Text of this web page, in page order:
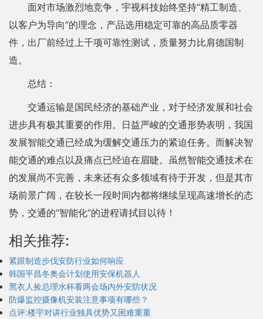
面对市场激烈地竞争，宇视科技始终坚持“精工制造、
以客户为导向”的理念，产品选用稳定可靠的高品质零器
件，出厂前经过上千项可靠性测试，质量努力比肩德国制
造。
总结：
交通运输是国民经济的基础产业，对于经济发展和社会
进步具有极其重要的作用。日益严峻的交通形势表明，我国
发展智能交通已经成为缓解交通压力的紧迫任务。而解决智
能交通的难点以及痛点已经迫在眉睫。虽然智能交通技术在
的发展尚不完善，未来还有众多领域有待于开发，但是其市
场前景广阔，在较长一段时间内都将继续呈现高速增长的态
势，交通的“智能化”的进程请拭目以待！
相关推荐:
紧跟制造步伐安防行业如何响应
韩国平昌冬奥会计划使用安保机器人
黑衣人捡总理水杯看两会场内外安防状况
防爆监控摄像机安装注意事项有哪些？
点评:楼宇对讲行业独具优势又困难重重